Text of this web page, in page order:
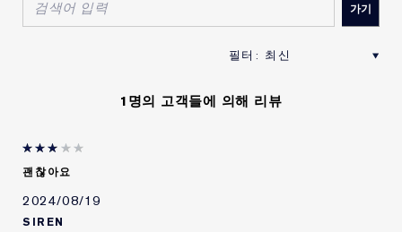
품질 보증 기준: 이엘씨에이한국(유)를 통해 공식 수입.판매되는
목별 소비자 분쟁 해결 기준에 따라 안내 받으실 수 있습니다.
: 이엘씨에이한국(유)
수프림+ 유스 파워 아이 밤은 더 탄탄해지고 빛나며 영양이
풍부하고 리프팅 되어 보이는 눈가를 만들어 줍니다.
1명의 고객들에 의해 리뷰
괜찮아요
2024/08/19
SIREN